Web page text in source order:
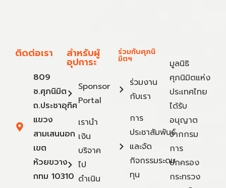
ติดต่อเรา
809
ซ.ศุภนิมิต
ถ.ประชาอุทิศ
แขวง
สามเสนนอก
เขต
ห้วยขวาง
กทม 10310
สำหรับผู้
อุปการะ
Sponsor
Portal
เรานำ
เงิน
บริจาค
ไป
ดำเนิน
ร่วมกับศุภนิ
มิตฯ
ร่วมงาน
กับเรา
การ
ประชาสัมพันธ์
และจัด
กิจกรรมระดม
ทุน
มูลนิธิ
ศุภนิมิตแห่ง
ประเทศไทย
ได้รับ
อนุญาต
จากกรม
การ
ปกครอง
กระทรวง